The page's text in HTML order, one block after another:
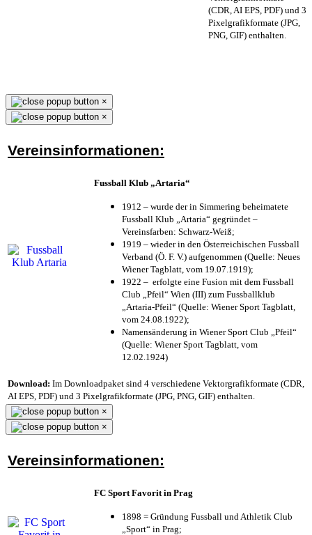
(CDR, AI EPS, PDF) und 3
Pixelgrafikformate (JPG,
PNG, GIF) enthalten.
×
×
Vereinsinformationen:
Fussball Klub „Artaria“
1912 – wurde der in Simmering beheimatete
Fussball Klub „Artaria“ gegründet –
Vereinsfarben: Schwarz-Weiß;
1919 – wieder in den Österreichischen Fussball
Verband (Ö. F. V.) aufgenommen (Quelle: Neues
Wiener Tagblatt, vom 19.07.1919);
1922 – erfolgte eine Fusion mit dem Fussball
Club „Pfeil“ Wien (III) zum Fussballklub
„Artaria-Pfeil“ (Quelle: Wiener Sport Tagblatt,
vom 24.08.1922);
Namensänderung in Wiener Sport Club „Pfeil“
(Quelle: Wiener Sport Tagblatt, vom
12.02.1924)
Download: Im Downloadpaket sind 4 verschiedene Vektorgrafikformate (CDR,
AI EPS, PDF) und 3 Pixelgrafikformate (JPG, PNG, GIF) enthalten.
×
×
Vereinsinformationen:
FC Sport Favorit in Prag
1898 = Gründung Fussball und Athletik Club
„Sport“ in Prag;